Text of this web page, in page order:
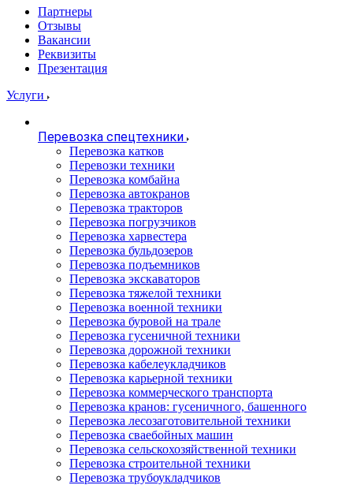
Партнеры
Отзывы
Вакансии
Реквизиты
Презентация
Услуги
Перевозка спецтехники
Перевозка катков
Перевозки техники
Перевозка комбайна
Перевозка автокранов
Перевозка тракторов
Перевозка погрузчиков
Перевозка харвестера
Перевозка бульдозеров
Перевозка подъемников
Перевозка экскаваторов
Перевозка тяжелой техники
Перевозка военной техники
Перевозка буровой на трале
Перевозка гусеничной техники
Перевозка дорожной техники
Перевозка кабелеукладчиков
Перевозка карьерной техники
Перевозка коммерческого транспорта
Перевозка кранов: гусеничного, башенного
Перевозка лесозаготовительной техники
Перевозка сваебойных машин
Перевозка сельскохозяйственной техники
Перевозка строительной техники
Перевозка трубоукладчиков